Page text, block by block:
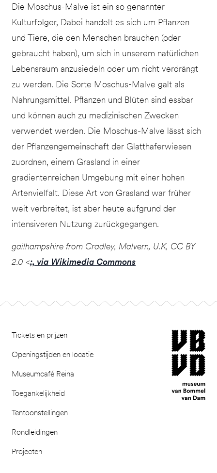
Die Moschus-Malve ist ein so genannter
Kulturfolger, Dabei handelt es sich um Pflanzen
und Tiere, die den Menschen brauchen (oder
gebraucht haben), um sich in unserem natürlichen
Lebensraum anzusiedeln oder um nicht verdrängt
zu werden. Die Sorte Moschus-Malve galt als
Nahrungsmittel. Pflanzen und Blüten sind essbar
und können auch zu medizinischen Zwecken
verwendet werden. Die Moschus-Malve lässt sich
der Pflanzengemeinschaft der Glatthaferwiesen
zuordnen, einem Grasland in einer
gradientenreichen Umgebung mit einer hohen
Artenvielfalt. Diese Art von Grasland war früher
weit verbreitet, ist aber heute aufgrund der
intensiveren Nutzung zurückgegangen.
gailhampshire from Cradley, Malvern, U.K, CC BY
2.0 <;, via Wikimedia Commons
Tickets en prijzen
Openingstijden en locatie
Museumcafé Reina
Toegankelijkheid
Tentoonstellingen
Rondleidingen
Projecten
museum van